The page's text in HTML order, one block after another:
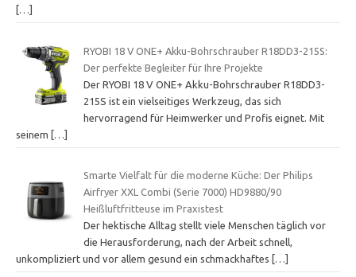
[…]
RYOBI 18 V ONE+ Akku-Bohrschrauber R18DD3-215S:
Der perfekte Begleiter für Ihre Projekte
Der RYOBI 18 V ONE+ Akku-Bohrschrauber R18DD3-
215S ist ein vielseitiges Werkzeug, das sich
hervorragend für Heimwerker und Profis eignet. Mit
seinem […]
Smarte Vielfalt für die moderne Küche: Der Philips
Airfryer XXL Combi (Serie 7000) HD9880/90
Heißluftfritteuse im Praxistest
Der hektische Alltag stellt viele Menschen täglich vor
die Herausforderung, nach der Arbeit schnell,
unkompliziert und vor allem gesund ein schmackhaftes
[…]